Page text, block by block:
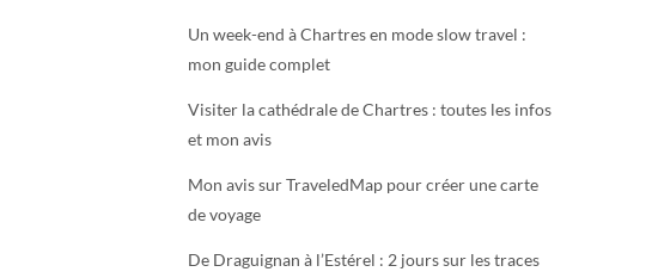
Un week-end à Chartres en mode slow travel :
mon guide complet
Visiter la cathédrale de Chartres : toutes les infos
et mon avis
Mon avis sur TraveledMap pour créer une carte
de voyage
De Draguignan à l’Estérel : 2 jours sur les traces